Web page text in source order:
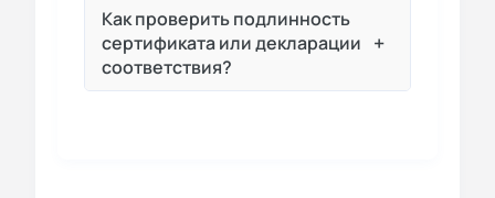
Как проверить подлинность
сертификата или декларации
соответствия?
+